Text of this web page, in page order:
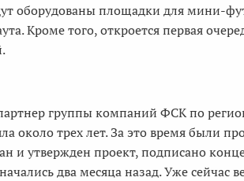
оборудованы площадки для мини-
Кроме того, откроется первая
группы компаний ФСК по
около трех лет. За это время были
и утвержден проект, подписано
два месяца назад. Уже сейчас